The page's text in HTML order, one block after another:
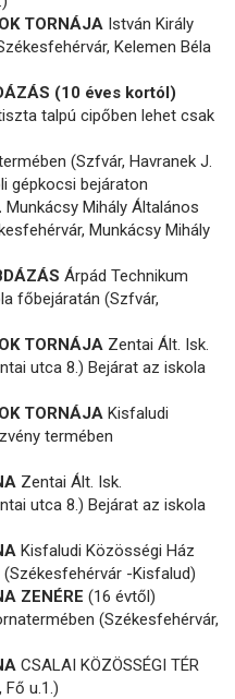
TORNÁJA István Király
Kelemen Béla
(10 éves kortól)
talpú cipőben lehet csak
(Szfvár, Havranek J.
gépkocsi bejáraton
Munkácsy Mihály Általános
Munkácsy Mihály
Árpád Technikum
főbejáratán (Szfvár,
TORNÁJA Zentai Ált. Isk.
utca 8.) Bejárat az iskola
TORNÁJA Kisfaludi
termében
Zentai Ált. Isk.
utca 8.) Bejárat az iskola
Kisfaludi Közösségi Ház
-Kisfalud)
ZENÉRE (16 évtől)
(Székesfehérvár,
CSALAI KÖZÖSSÉGI TÉR
u.1.)